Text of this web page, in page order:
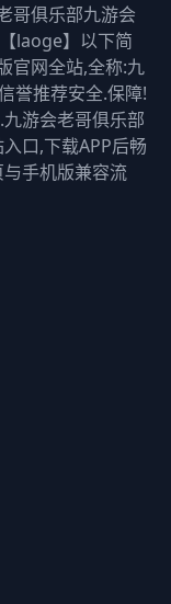
哥俱乐部九游会
laoge】以下简
官网全站,全称:九
誉推荐安全.保障!
游会老哥俱乐部
口,下载APP后畅
手机版兼容流